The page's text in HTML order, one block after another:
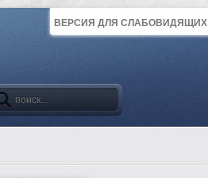
ВЕРСИЯ ДЛЯ СЛАБОВИДЯЩИХ